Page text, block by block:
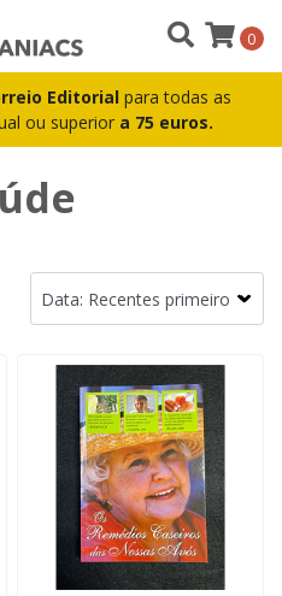
Editorial para todas as
ou superior a 75 euros.
0